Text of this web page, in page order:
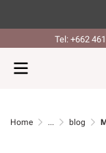
Tel: +662
Home ... blog